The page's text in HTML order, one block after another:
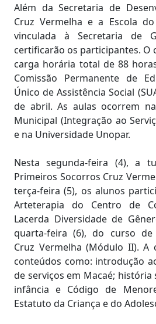
Além da Secretaria de
Cruz Vermelha e a Escola
vinculada à Secretaria de
certificarão os participantes. O
carga horária total de 88
Comissão Permanente de
Único de Assistência Social
de abril. As aulas ocorrem
Municipal (Integração ao
e na Universidade Unopar.
Nesta segunda-feira (4), a
Primeiros Socorros Cruz
terça-feira (5), os alunos
Arteterapia do Centro de
Lacerda Diversidade de
quarta-feira (6), do curso de
Cruz Vermelha (Módulo II). A
conteúdos como: introdução
de serviços em Macaé; história
infância e Código de
Estatuto da Criança e do